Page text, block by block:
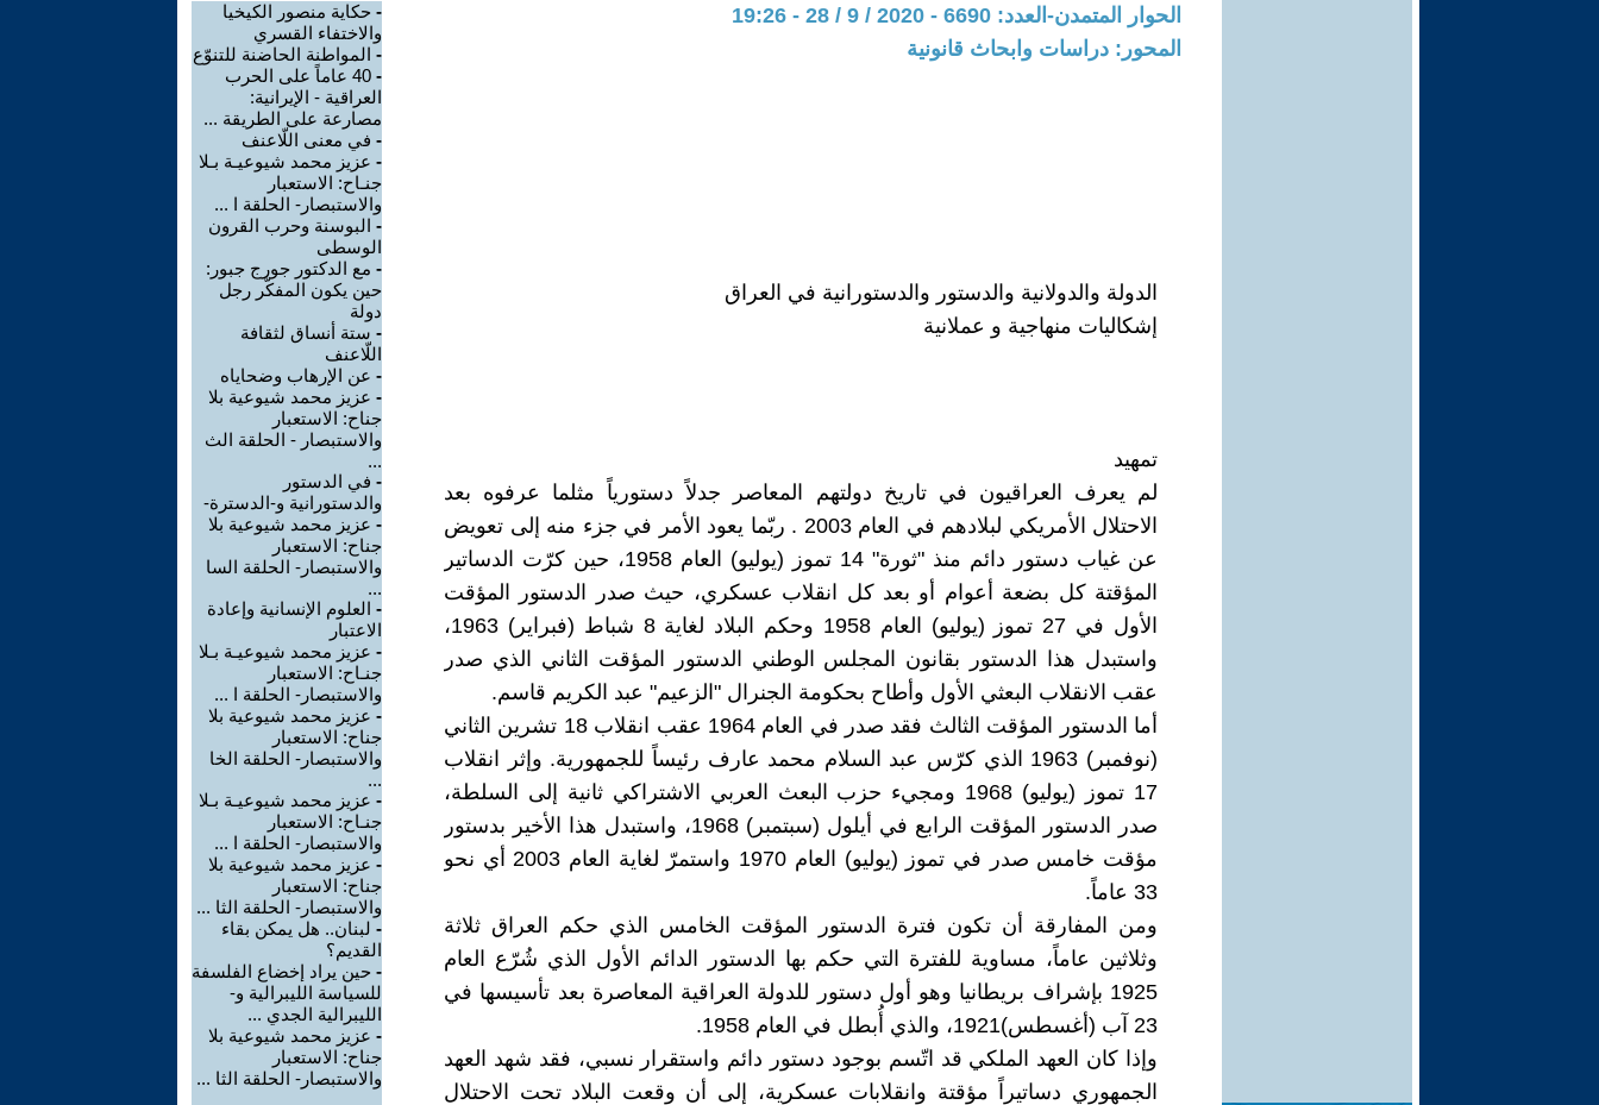
الحوار المتمدن-العدد: 6690 - 2020 / 9 / 28 - 19:26
المحور: دراسات وابحاث قانونية
الدولة والدولانية والدستور والدستورانية في العراق
إشكاليات منهاجية و عملانية
تمهيد
لم يعرف العراقيون في تاريخ دولتهم المعاصر جدلاً دستورياً مثلما عرفوه بعد
الاحتلال الأمريكي لبلادهم في العام 2003 . ربّما يعود الأمر في جزء منه إلى تعويض
عن غياب دستور دائم منذ "ثورة" 14 تموز (يوليو) العام 1958، حين كرّت الدساتير
المؤقتة كل بضعة أعوام أو بعد كل انقلاب عسكري، حيث صدر الدستور المؤقت
الأول في 27 تموز (يوليو) العام 1958 وحكم البلاد لغاية 8 شباط (فبراير) 1963،
واستبدل هذا الدستور بقانون المجلس الوطني الدستور المؤقت الثاني الذي صدر
عقب الانقلاب البعثي الأول وأطاح بحكومة الجنرال "الزعيم" عبد الكريم قاسم.
أما الدستور المؤقت الثالث فقد صدر في العام 1964 عقب انقلاب 18 تشرين الثاني
(نوفمبر) 1963 الذي كرّس عبد السلام محمد عارف رئيساً للجمهورية. وإثر انقلاب
17 تموز (يوليو) 1968 ومجيء حزب البعث العربي الاشتراكي ثانية إلى السلطة،
صدر الدستور المؤقت الرابع في أيلول (سبتمبر) 1968، واستبدل هذا الأخير بدستور
مؤقت خامس صدر في تموز (يوليو) العام 1970 واستمرّ لغاية العام 2003 أي نحو
33 عاماً.
ومن المفارقة أن تكون فترة الدستور المؤقت الخامس الذي حكم العراق ثلاثة
وثلاثين عاماً، مساوية للفترة التي حكم بها الدستور الدائم الأول الذي شُرّع العام
1925 بإشراف بريطانيا وهو أول دستور للدولة العراقية المعاصرة بعد تأسيسها في
23 آب (أغسطس)1921، والذي أُبطل في العام 1958.
وإذا كان العهد الملكي قد اتّسم بوجود دستور دائم واستقرار نسبي، فقد شهد العهد
الجمهوري دساتيراً مؤقتة وانقلابات عسكرية، إلى أن وقعت البلاد تحت الاحتلال
- حكاية منصور الكيخيا
والاختفاء القسري
- المواطنة الحاضنة للتنوّع
-
40 عاماً على الحرب
العراقية - الإيرانية:
مصارعة على الطريقة ...
- في معنى اللّاعنف
- عزيز محمد شيوعيـة بـلا
جنـاح: الاستعبار
والاستبصار- الحلقة ا ...
- البوسنة وحرب القرون
الوسطى
- مع الدكتور جورج جبور:
حين يكون المفكّر رجل
دولة
- ستة أنساق لثقافة
اللّاعنف
- عن الإرهاب وضحاياه
- عزيز محمد شيوعية بلا
جناح: الاستعبار
والاستبصار - الحلقة الث
...
- في الدستور
والدستورانية و-الدسترة-
- عزيز محمد شيوعية بلا
جناح: الاستعبار
والاستبصار- الحلقة السا
...
- العلوم الإنسانية وإعادة
الاعتبار
- عزيز محمد شيوعيـة بـلا
جنـاح: الاستعبار
والاستبصار- الحلقة ا ...
- عزيز محمد شيوعية بلا
جناح: الاستعبار
والاستبصار- الحلقة الخا
...
- عزيز محمد شيوعيـة بـلا
جنـاح: الاستعبار
والاستبصار- الحلقة ا ...
- عزيز محمد شيوعية بلا
جناح: الاستعبار
والاستبصار- الحلقة الثا ...
- لبنان.. هل يمكن بقاء
القديم؟
- حين يراد إخضاع الفلسفة
للسياسة الليبرالية و-
الليبرالية الجدي ...
- عزيز محمد شيوعية بلا
جناح: الاستعبار
والاستبصار- الحلقة الثا ...